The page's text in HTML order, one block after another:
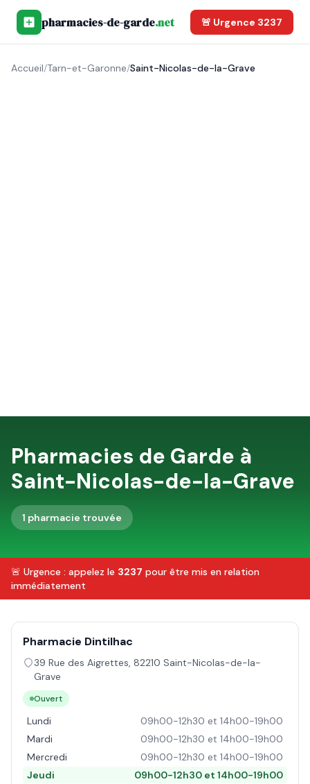
pharmacies-de-garde.net 🚨 Urgence 3237
Accueil/Tarn-et-Garonne/Saint-Nicolas-de-la-Grave
Pharmacies de Garde à
Saint-Nicolas-de-la-Grave
1 pharmacie trouvée
🚨 Urgence : appelez le 3237 pour être mis en relation
immédiatement
Pharmacie Dintilhac
39 Rue des Aigrettes, 82210 Saint-Nicolas-de-la-
Grave
Ouvert
Lundi
09h00-12h30 et 14h00-19h00
Mardi
09h00-12h30 et 14h00-19h00
Mercredi
09h00-12h30 et 14h00-19h00
Jeudi
09h00-12h30 et 14h00-19h00